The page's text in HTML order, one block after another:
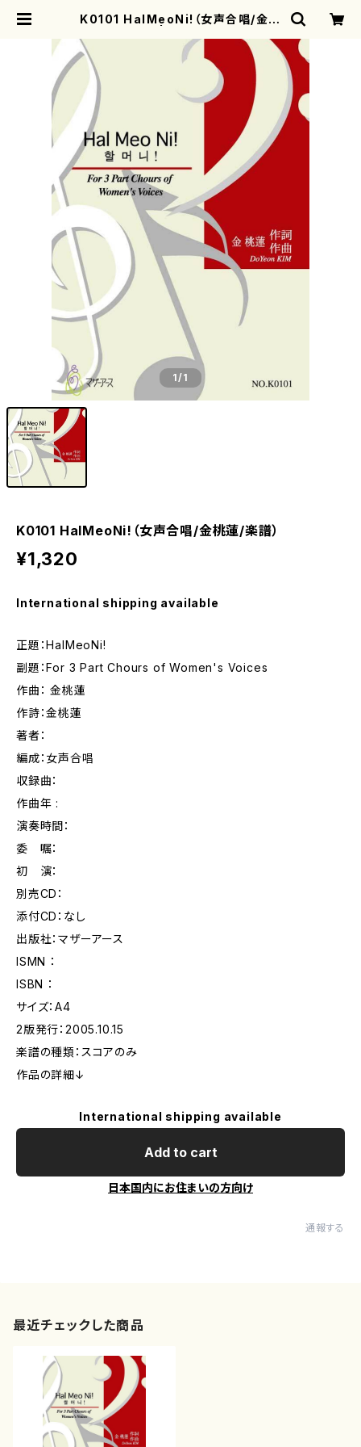
K0101 HalMeoNi!（女声合唱/金桃
1/1
K0101 HalMeoNi!（女声合唱/金桃蓮/楽譜）
¥1,320
International shipping available
正題：HalMeoNi!
副題：For 3 Part Chours of Women's Voices
作曲： 金桃蓮
作詩：金桃蓮
著者：
編成：女声合唱
収録曲：
作曲年 :
演奏時間：
委 嘱：
初 演：
別売CD：
添付CD：なし
出版社：マザーアース
ISMN ：
ISBN ：
サイズ：A4
2版発行：2005.10.15
楽譜の種類：スコアのみ
作品の詳細↓
International shipping available
Add to cart
日本国内にお住まいの方向け
通報する
最近チェックした商品